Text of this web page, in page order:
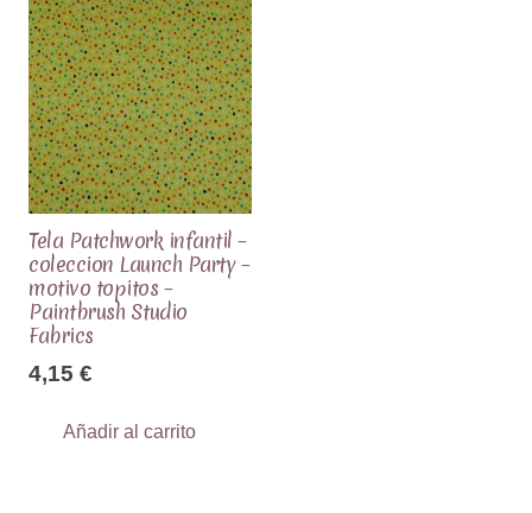
Tela Patchwork infantil –
coleccion Launch Party –
motivo topitos –
Paintbrush Studio
Fabrics
4,15 €
Añadir al carrito